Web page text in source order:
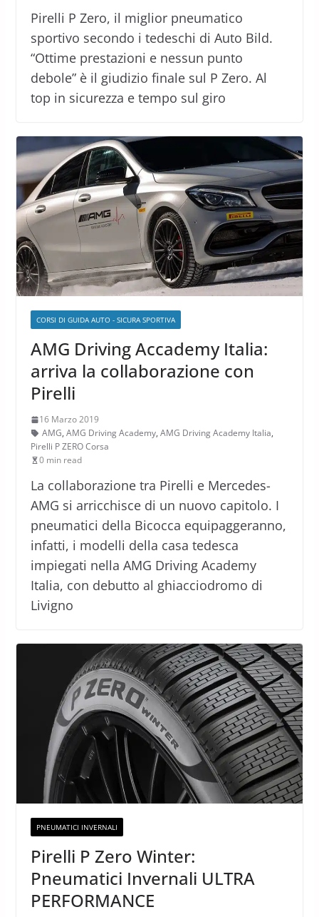
Pirelli P Zero, il miglior pneumatico
sportivo secondo i tedeschi di Auto Bild.
“Ottime prestazioni e nessun punto
debole” è il giudizio finale sul P Zero. Al
top in sicurezza e tempo sul giro
CORSI DI GUIDA AUTO - SICURA SPORTIVA
AMG Driving Accademy Italia:
arriva la collaborazione con
Pirelli
16 Marzo 2019
AMG, AMG Driving Academy, AMG Driving Academy Italia,
Pirelli P ZERO Corsa
0 min read
La collaborazione tra Pirelli e Mercedes-
AMG si arricchisce di un nuovo capitolo. I
pneumatici della Bicocca equipaggeranno,
infatti, i modelli della casa tedesca
impiegati nella AMG Driving Academy
Italia, con debutto al ghiacciodromo di
Livigno
PNEUMATICI INVERNALI
Pirelli P Zero Winter:
Pneumatici Invernali ULTRA
PERFORMANCE